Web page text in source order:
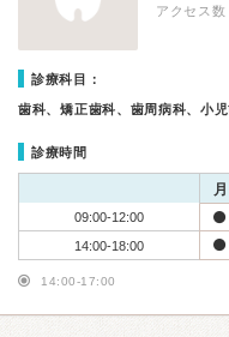
アクセス
診療科目：
歯科、矯正歯科、歯周病科、小
診療時間
月
09:00-12:00
14:00-18:00
14:00-17:00